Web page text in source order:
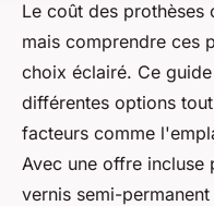
Le coût des prothèses
mais comprendre ces
choix éclairé. Ce
différentes options
facteurs comme
Avec une offre incluse
vernis semi-